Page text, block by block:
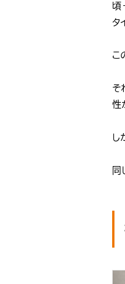
頃
タ
こ
そ
性
し
同